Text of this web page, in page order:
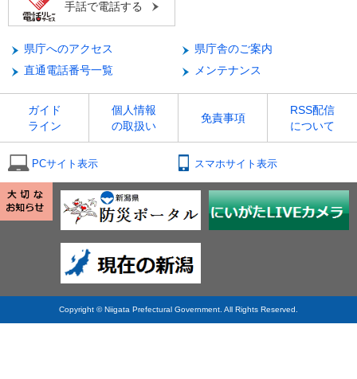
手話で電話する
県庁へのアクセス
県庁舎のご案内
直通電話番号一覧
メンテナンス
ガイド
ライン
個人情報
の取扱い
免責事項
RSS配信
について
PCサイト表示 スマホサイト表示
Copyright © Niigata Prefectural Government. All Rights Reserved.